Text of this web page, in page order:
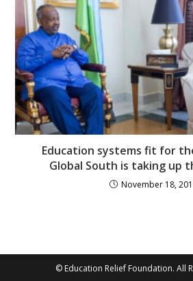
Education systems fit for
Global South is taking up
November 18,
© Education Relief Foundation. All